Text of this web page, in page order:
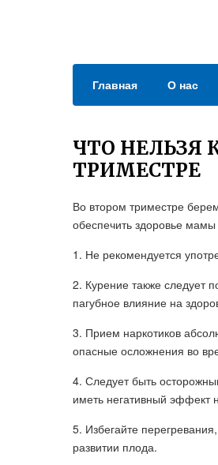
Главная О нас
ЧТО НЕЛЬЗЯ
ТРИМЕСТРЕ
Во втором триместре
обеспечить здоровье
1. Не рекомендуется
2. Курение также следует
пагубное влияние на
3. Прием наркотиков
опасные осложнения во
4. Следует быть
иметь негативный эффект
5. Избегайте
развитии плода.